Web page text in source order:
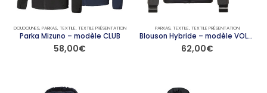
la
page
du
produit
page
du
produit
DOUDOUNES, PARKAS, TEXTILE, TEXTILE PRÉSENTATION
Parka Mizuno – modèle CLUB
58,00€
PARKAS, TEXTILE, TEXTILE PRÉSENTATION
Blouson Hybride – modèle VOLCANO
62,00€